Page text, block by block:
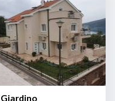
Giardino